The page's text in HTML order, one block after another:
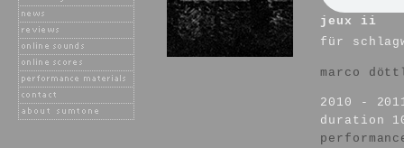
jeux ii
für
marco
2010 -
duration